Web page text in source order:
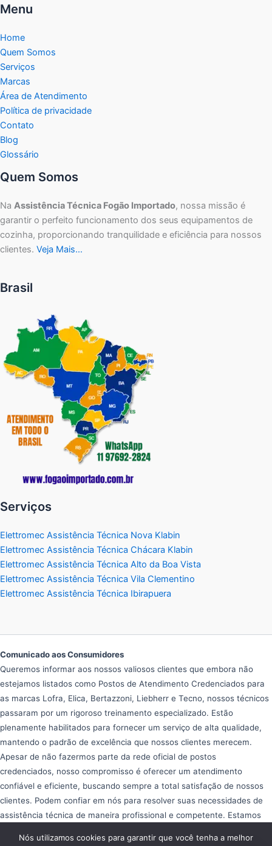
Menu
Home
Quem Somos
Serviços
Marcas
Área de Atendimento
Política de privacidade
Contato
Blog
Glossário
Quem Somos
Na Assistência Técnica Fogão Importado, nossa missão é
garantir o perfeito funcionamento dos seus equipamentos de
cozinha, proporcionando tranquilidade e eficiência para nossos
clientes. Veja Mais…
Brasil
Serviços
Elettromec Assistência Técnica Nova Klabin
Elettromec Assistência Técnica Chácara Klabin
Elettromec Assistência Técnica Alto da Boa Vista
Elettromec Assistência Técnica Vila Clementino
Elettromec Assistência Técnica Ibirapuera
Comunicado aos Consumidores
Queremos informar aos nossos valiosos clientes que embora não
estejamos listados como Postos de Atendimento Credenciados para
as marcas Lofra, Elica, Bertazzoni, Liebherr e Tecno, nossos técnicos
passaram por um rigoroso treinamento especializado. Estão
plenamente habilitados para fornecer um serviço de alta qualidade,
mantendo o padrão de excelência que nossos clientes merecem.
Apesar de não fazermos parte da rede oficial de postos
credenciados, nosso compromisso é oferecer um atendimento
confiável e eficiente, buscando sempre a total satisfação de nossos
clientes. Podem confiar em nós para resolver suas necessidades de
assistência técnica de maneira profissional e competente. Estamos
Nós utilizamos cookies para garantir que você tenha a melhor